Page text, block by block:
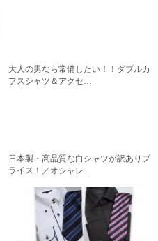
大人の男なら常備したい！！ダブルカ
フスシャツ＆アクセ…
日本製・高品質な白シャツが訳ありプ
ライス！／オシャレ…